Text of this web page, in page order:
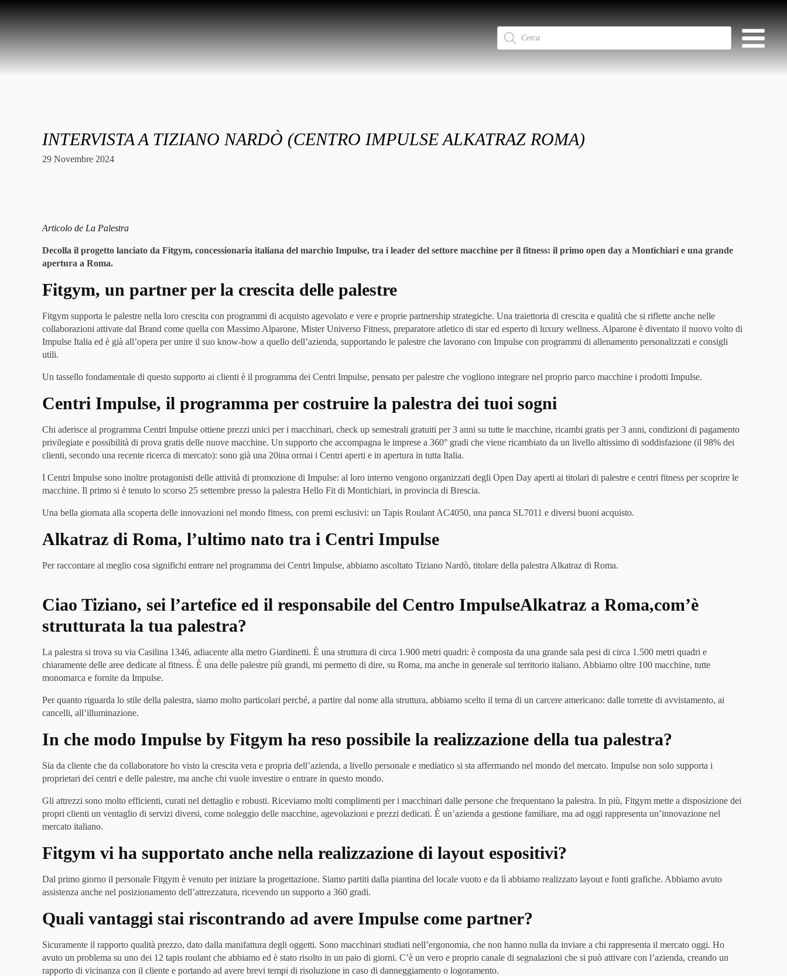
Ricerca
prodotti
INTERVISTA A TIZIANO NARDÒ (CENTRO IMPULSE ALKATRAZ ROMA)
29 Novembre 2024
Articolo de La Palestra
Decolla il progetto lanciato da Fitgym, concessionaria italiana del marchio Impulse, tra i leader del settore macchine per il fitness: il primo open day a Montichiari e una grande
apertura a Roma.
Fitgym, un partner per la crescita delle palestre
Fitgym supporta le palestre nella loro crescita con programmi di acquisto agevolato e vere e proprie partnership strategiche. Una traiettoria di crescita e qualità che si riflette anche nelle
collaborazioni attivate dal Brand come quella con Massimo Alparone, Mister Universo Fitness, preparatore atletico di star ed esperto di luxury wellness. Alparone è diventato il nuovo volto di
Impulse Italia ed è già all’opera per unire il suo know-how a quello dell’azienda, supportando le palestre che lavorano con Impulse con programmi di allenamento personalizzati e consigli
utili.
Un tassello fondamentale di questo supporto ai clienti è il programma dei Centri Impulse, pensato per palestre che vogliono integrare nel proprio parco macchine i prodotti Impulse.
Centri Impulse, il programma per costruire la palestra dei tuoi sogni
Chi aderisce al programma Centri Impulse ottiene prezzi unici per i macchinari, check up semestrali gratuiti per 3 anni su tutte le macchine, ricambi gratis per 3 anni, condizioni di pagamento
privilegiate e possibilità di prova gratis delle nuove macchine. Un supporto che accompagna le imprese a 360° gradi che viene ricambiato da un livello altissimo di soddisfazione (il 98% dei
clienti, secondo una recente ricerca di mercato): sono già una 20ina ormai i Centri aperti e in apertura in tutta Italia.
I Centri Impulse sono inoltre protagonisti delle attività di promozione di Impulse: al loro interno vengono organizzati degli Open Day aperti ai titolari di palestre e centri fitness per scoprire le
macchine. Il primo si è tenuto lo scorso 25 settembre presso la palestra Hello Fit di Montichiari, in provincia di Brescia.
Una bella giornata alla scoperta delle innovazioni nel mondo fitness, con premi esclusivi: un Tapis Roulant AC4050, una panca SL7011 e diversi buoni acquisto.
Alkatraz di Roma, l’ultimo nato tra i Centri Impulse
Per raccontare al meglio cosa significhi entrare nel programma dei Centri Impulse, abbiamo ascoltato Tiziano Nardò, titolare della palestra Alkatraz di Roma.
Ciao Tiziano, sei l’artefice ed il responsabile del Centro ImpulseAlkatraz a Roma,com’è
strutturata la tua palestra?
La palestra si trova su via Casilina 1346, adiacente alla metro Giardinetti. È una struttura di circa 1.900 metri quadri: è composta da una grande sala pesi di circa 1.500 metri quadri e
chiaramente delle aree dedicate al fitness. È una delle palestre più grandi, mi permetto di dire, su Roma, ma anche in generale sul territorio italiano. Abbiamo oltre 100 macchine, tutte
monomarca e fornite da Impulse.
Per quanto riguarda lo stile della palestra, siamo molto particolari perché, a partire dal nome alla struttura, abbiamo scelto il tema di un carcere americano: dalle torrette di avvistamento, ai
cancelli, all’illuminazione.
In che modo Impulse by Fitgym ha reso possibile la realizzazione della tua palestra?
Sia da cliente che da collaboratore ho visto la crescita vera e propria dell’azienda, a livello personale e mediatico si sta affermando nel mondo del mercato. Impulse non solo supporta i
proprietari dei centri e delle palestre, ma anche chi vuole investire o entrare in questo mondo.
Gli attrezzi sono molto efficienti, curati nel dettaglio e robusti. Riceviamo molti complimenti per i macchinari dalle persone che frequentano la palestra. In più, Fitgym mette a disposizione dei
propri clienti un ventaglio di servizi diversi, come noleggio delle macchine, agevolazioni e prezzi dedicati. È un’azienda a gestione familiare, ma ad oggi rappresenta un’innovazione nel
mercato italiano.
Fitgym vi ha supportato anche nella realizzazione di layout espositivi?
Dal primo giorno il personale Fitgym è venuto per iniziare la progettazione. Siamo partiti dalla piantina del locale vuoto e da lì abbiamo realizzato layout e fonti grafiche. Abbiamo avuto
assistenza anche nel posizionamento dell’attrezzatura, ricevendo un supporto a 360 gradi.
Quali vantaggi stai riscontrando ad avere Impulse come partner?
Sicuramente il rapporto qualità prezzo, dato dalla manifattura degli oggetti. Sono macchinari studiati nell’ergonomia, che non hanno nulla da inviare a chi rappresenta il mercato oggi. Ho
avuto un problema su uno dei 12 tapis roulant che abbiamo ed è stato risolto in un paio di giorni. C’è un vero e proprio canale di segnalazioni che si può attivare con l’azienda, creando un
rapporto di vicinanza con il cliente e portando ad avere brevi tempi di risoluzione in caso di danneggiamento o logoramento.